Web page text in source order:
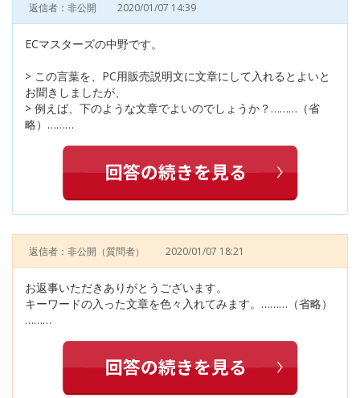
返信者：非公開 2020/01/07 14:39
ECマスターズの中野です。
> この言葉を、PC用販売説明文に文章にして入れるとよいと
お聞きしましたが、
> 例えば、下のような文章でよいのでしょうか？………（省
略）………
返信者：非公開 （質問者） 2020/01/07 18:21
お返事いただきありがとうございます。
キーワードの入った文章を色々入れてみます。………（省略）
………